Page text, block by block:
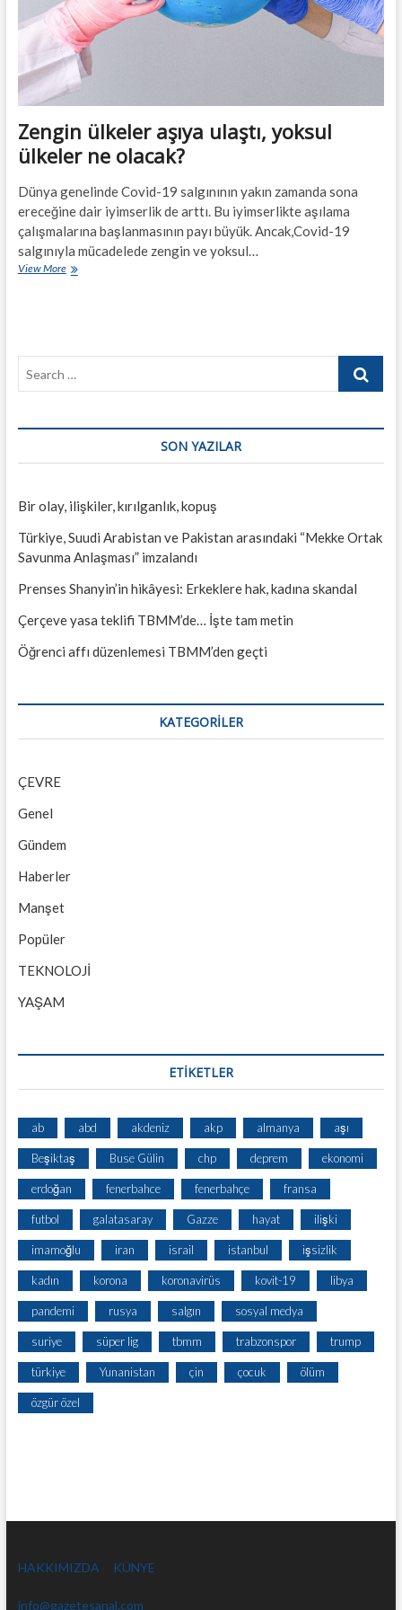
Zengin ülkeler aşıya ulaştı, yoksul
ülkeler ne olacak?
Dünya genelinde Covid-19 salgınının yakın zamanda sona
ereceğine dair iyimserlik de arttı. Bu iyimserlikte aşılama
çalışmalarına başlanmasının payı büyük. Ancak,Covid-19
salgınıyla mücadelede zengin ve yoksul…
View MoreZengin
olacak?
Search
SON YAZILAR
Bir olay, ilişkiler, kırılganlık, kopuş
Türkiye, Suudi Arabistan ve Pakistan arasındaki “Mekke Ortak
Savunma Anlaşması” imzalandı
Prenses Shanyin’in hikâyesi: Erkeklere hak, kadına skandal
Çerçeve yasa teklifi TBMM’de… İşte tam metin
Öğrenci affı düzenlemesi TBMM’den geçti
KATEGORILER
ÇEVRE
Genel
Gündem
Haberler
Manşet
Popüler
TEKNOLOJİ
YAŞAM
ETİKETLER
ab abd akdeniz akp almanya aşı
Beşiktaş Buse Gülin chp deprem ekonomi
erdoğan fenerbahce fenerbahçe fransa
futbol galatasaray Gazze hayat ilişki
imamoğlu iran israil istanbul işsizlik
kadın korona koronavirüs kovit-19 libya
pandemi rusya salgın sosyal medya
suriye süper lig tbmm trabzonspor trump
türkiye Yunanistan çin çocuk ölüm
özgür özel
HAKKIMIZDA KÜNYE
info@gazetesanal.com